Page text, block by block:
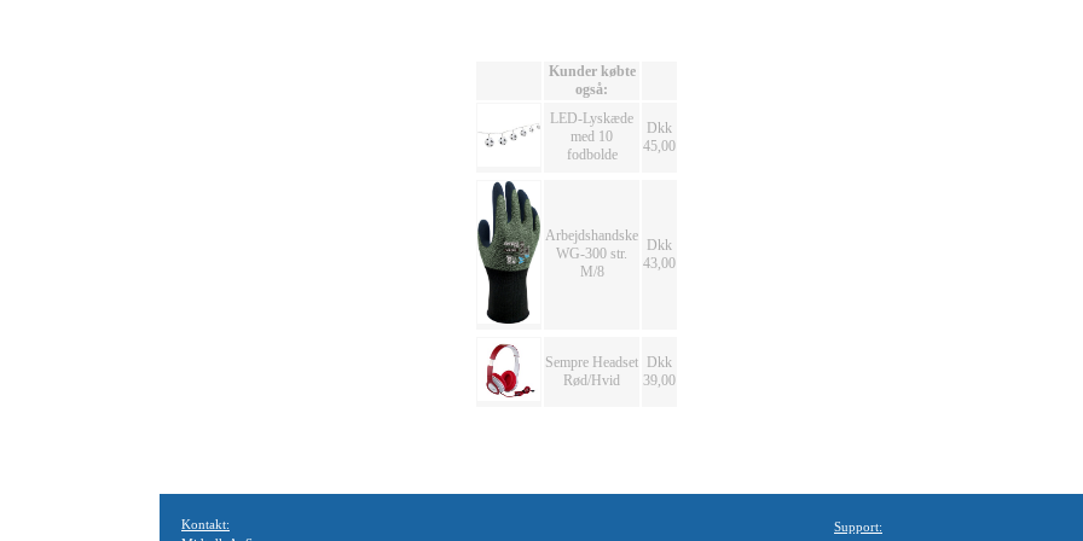
Kunder købte
også:
LED-Lyskæde
med 10
fodbolde
Dkk
45,00
Arbejdshandske
WG-300 str.
M/8
Dkk
43,00
Sempre Headset
Rød/Hvid
Dkk
39,00
Kontakt:
Support: